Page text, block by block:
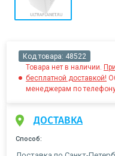
Код товара: 48522
Товара нет в наличии.
бесплатной доставкой!
менеджерам по
ДОСТАВКА
Способ: